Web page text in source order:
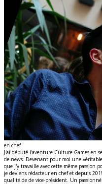
en chef
J'ai débuté l'aventure Culture Games en
de news. Devenant pour moi une
que j'y travaille avec cette même passion
je deviens rédacteur en chef et depuis
qualité de de vice-président. Un